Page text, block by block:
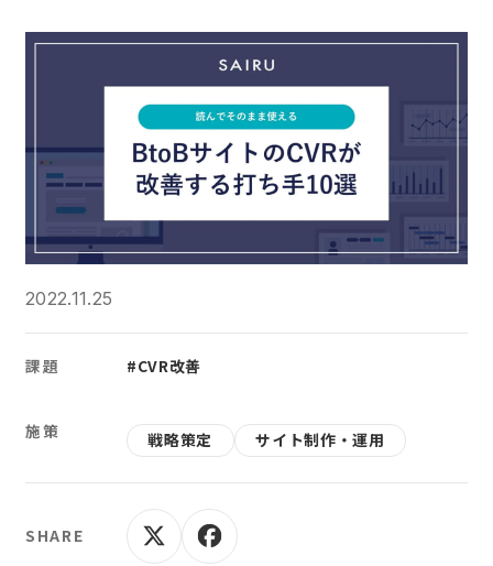
2022.11.25
課題 #CVR改善
施策 戦略策定 サイト制作・運用
SHARE